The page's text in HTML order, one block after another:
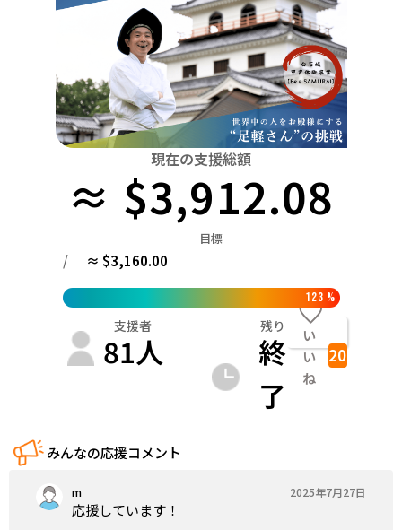
九州・沖縄
石川 福井 山梨 長野
三重 滋賀 京都 大阪 兵庫 奈良
鳥取 島根 岡山 広島 山口
九州・沖縄
現在の支援総額
≈ $3,912.08
目標
/ ≈ $3,160.00
123 %
支援者
81人
残り
終
了
い
い
ね
20
みんなの応援コメント
m 2025年7月27日
応援しています！